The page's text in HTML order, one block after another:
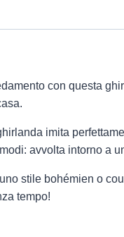
con questa
imita
avvolta intorno a
stile bohémien o
tempo!